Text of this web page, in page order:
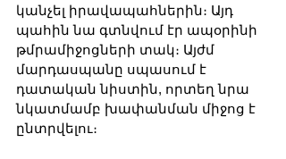
կանչել իրավապահներին։ Այդ
պահին նա գտնվում էր ապօրինի
թմրամիջոցների տակ։ Այժմ
մարդասպանը սպասում է
դատական ​​նիստին, որտեղ նրա
նկատմամբ խափանման միջոց է
ընտրվելու։